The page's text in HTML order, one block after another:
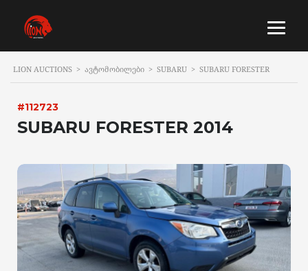
LION AUCTIONS > ᲐᲕᲢᲝᲛᲝᲑᲘᲚᲔᲑᲘ > SUBARU > SUBARU FORESTER
#112723
SUBARU FORESTER 2014